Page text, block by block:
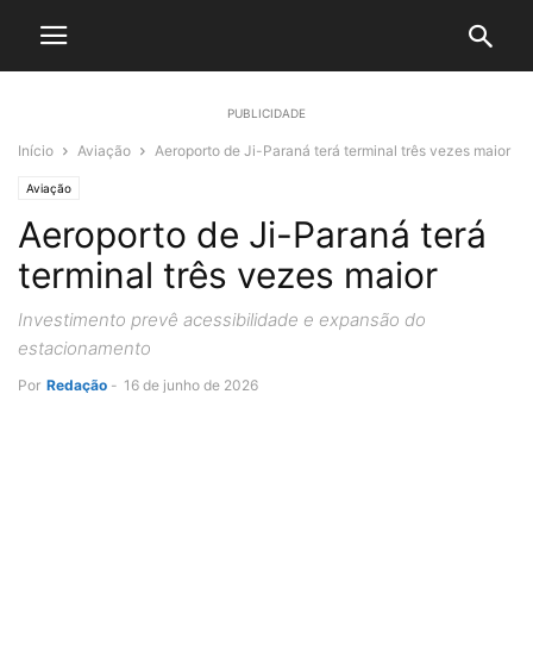
PUBLICIDADE
Início Aviação Aeroporto de Ji-Paraná terá terminal três vezes maior
Aviação
Aeroporto de Ji-Paraná terá
terminal três vezes maior
Investimento prevê acessibilidade e expansão do
estacionamento
Por Redação - 16 de junho de 2026